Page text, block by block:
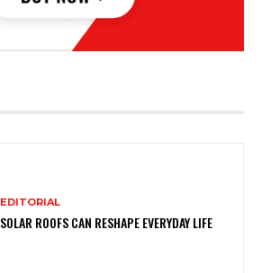
EDITORIAL
SOLAR ROOFS CAN RESHAPE EVERYDAY LIFE